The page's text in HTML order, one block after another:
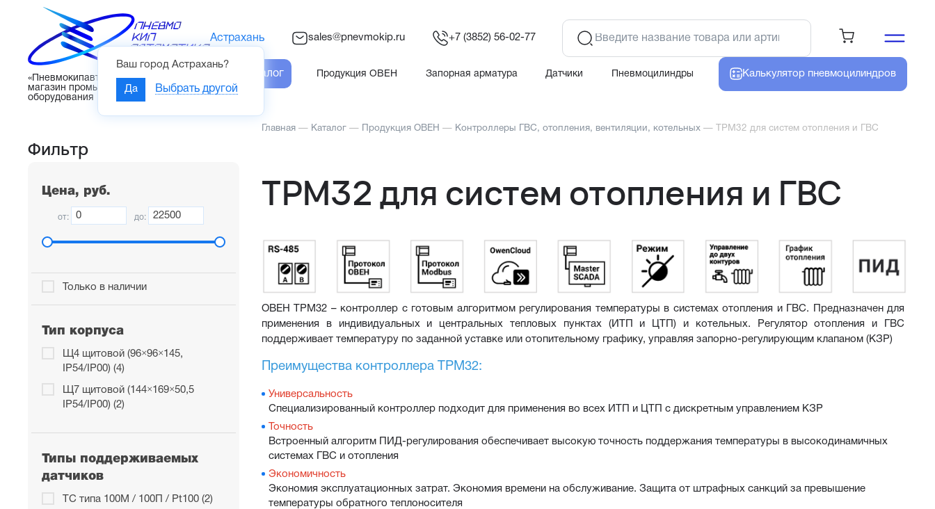
«Пневмокипавтоматика» – интернет-
магазин промышленного
оборудования
Астрахань
Ваш город Астрахань?
Да Выбрать другой
sales@pnevmokip.ru +7 (3852) 56-02-77
Каталог Продукция ОВЕН Запорная арматура Датчики Пневмоцилиндры Калькулятор пневмоцилиндров
Фильтр
Цена, руб.
от: до:
Только в наличии
Тип корпуса
Щ4 щитовой (96×96×145,
IP54/IP00) (4)
Щ7 щитовой (144×169×50,5
IP54/IP00) (2)
Типы поддерживаемых
датчиков
ТС типа 100М / 100П / Pt100 (2)
Главная — Каталог — Продукция ОВЕН — Контроллеры ГВС, отопления, вентиляции, котельных — ТРМ32 для систем отопления и ГВС
ТРМ32 для систем отопления и ГВС
ОВЕН ТРМ32 – контроллер с готовым алгоритмом регулирования температуры в системах отопления и ГВС. Предназначен для
применения в индивидуальных и центральных тепловых пунктах (ИТП и ЦТП) и котельных. Регулятор отопления и ГВС
поддерживает температуру по заданной уставке или отопительному графику, управляя запорно-регулирующим клапаном (КЗР)
Преимущества контроллера ТРМ32:
Универсальность
Специализированный контроллер подходит для применения во всех ИТП и ЦТП с дискретным управлением КЗР
Точность
Встроенный алгоритм ПИД-регулирования обеспечивает высокую точность поддержания температуры в высокодинамичных
системах ГВС и отопления
Экономичность
Экономия эксплуатационных затрат. Экономия времени на обслуживание. Защита от штрафных санкций за превышение
температуры обратного теплоносителя